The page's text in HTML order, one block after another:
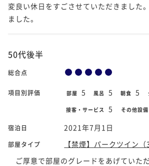
変良い休日をすごさせていただきました
ました。
50代後半
総合点
項目別評価 部屋 5 風呂 5 朝食 5
接客・サービス 5 その他設備
宿泊日 2021年7月1日
部屋タイプ
【禁煙】パークツイン（
ご厚意で部屋のグレードをあげていた